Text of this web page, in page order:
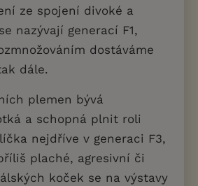
ze spojení divoké a
nazývají generací F1,
dostáváme
dále.
plemen bývá
a schopná plnit roli
nejdříve v generaci F3,
plaché, agresivní či
koček se na výstavy